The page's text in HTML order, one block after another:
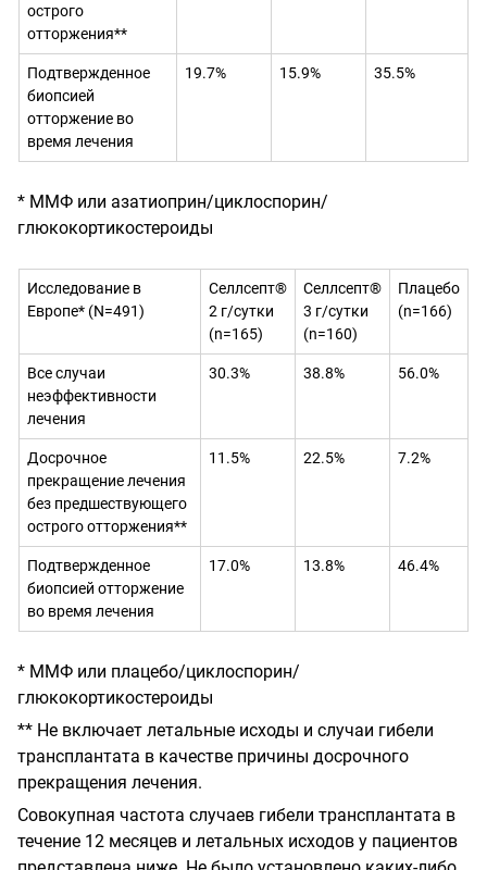
острого
отторжения**
Подтвержденное
биопсией
отторжение во
время лечения
19.7% 15.9% 35.5%
* ММФ или азатиоприн/циклоспорин/
глюкокортикостероиды
Исследование в
Европе* (N=491)
Селлсепт®
2 г/сутки
(n=165)
Селлсепт®
3 г/сутки
(n=160)
Плацебо
(n=166)
Все случаи
неэффективности
лечения
30.3% 38.8% 56.0%
Досрочное
прекращение лечения
без предшествующего
острого отторжения**
11.5% 22.5% 7.2%
Подтвержденное
биопсией отторжение
во время лечения
17.0% 13.8% 46.4%
* ММФ или плацебо/циклоспорин/
глюкокортикостероиды
** Не включает летальные исходы и случаи гибели
трансплантата в качестве причины досрочного
прекращения лечения.
Совокупная частота случаев гибели трансплантата в
течение 12 месяцев и летальных исходов у пациентов